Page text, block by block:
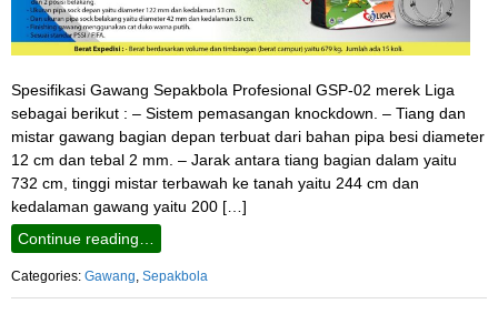
Spesifikasi Gawang Sepakbola Profesional GSP-02 merek Liga
sebagai berikut : – Sistem pemasangan knockdown. – Tiang dan
mistar gawang bagian depan terbuat dari bahan pipa besi diameter
12 cm dan tebal 2 mm. – Jarak antara tiang bagian dalam yaitu
732 cm, tinggi mistar terbawah ke tanah yaitu 244 cm dan
kedalaman gawang yaitu 200 […]
Continue reading…
Categories: Gawang Sepakbola